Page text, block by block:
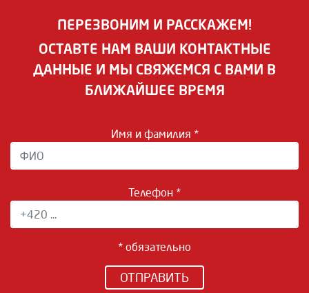
ПЕРЕЗВОНИМ И РАССКАЖЕМ!
ОСТАВТЕ НАМ ВАШИ КОНТАКТНЫЕ
ДАННЫЕ И МЫ СВЯЖЕМСЯ С ВАМИ В
БЛИЖАЙШЕЕ ВРЕМЯ
Имя и фамилия *
Телефон *
* обязательно
ОТПРАВИТЬ